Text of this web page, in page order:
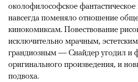
околофилософское
навсегда поменяло отношение
кинокомиксам. Повествование
исключительно мрачным,
грандиозным — Снайдер угодил и
оригинального произведения, и
подвоха.